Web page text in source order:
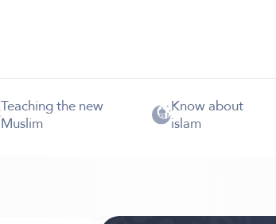
Teaching the new
Muslim
Know about
islam